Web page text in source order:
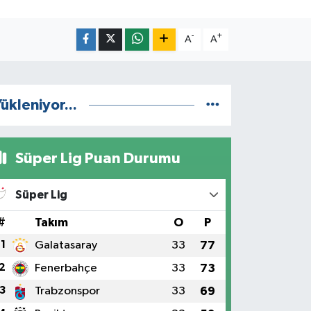
A- A+
Süper Lig Puan Durumu
Süper Lig
Takım O P
1 Galatasaray 33 77
Fenerbahçe 33 73
3 Trabzonspor 33 69